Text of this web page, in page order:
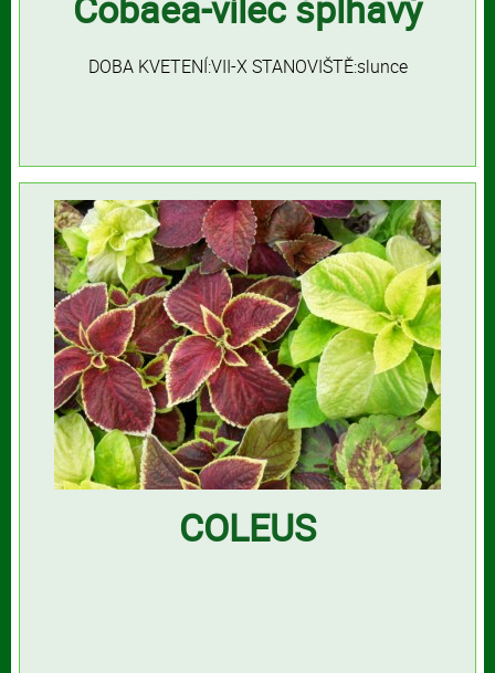
DOBA KVETENÍ:VII-X STANOVIŠTĚ:slunce
COLEUS